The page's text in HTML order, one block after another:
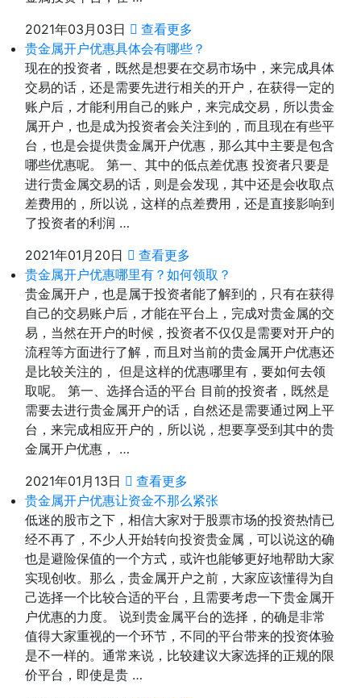
2021年03月03日
查看更多
贵金属开户优惠具体会有哪些？
现在的投资者，既然是想要在交易市场中，来完成具体
交易的话，还是需要先进行相关的开户，在获得一定的
账户后，才能利用自己的账户，来完成交易，所以贵金
属开户，也是成为投资者会关注到的，而且现在有些平
台，也是会提供贵金属开户优惠，那么其中主要是包含
哪些优惠呢。 第一、其中的低点差优惠 投资者只要是
进行贵金属交易的话，则是会发现，其中还是会收取点
差费用的，所以说，这样的点差费用，还是直接影响到
了投资者的利润 …
2021年01月20日
查看更多
贵金属开户优惠哪里有？如何领取？
贵金属开户，也是属于投资者能了解到的，只有在获得
自己的交易账户后，才能在平台上，完成对贵金属的交
易，当然在开户的时候，投资者不仅仅是需要对开户的
流程等方面进行了解，而且对当前的贵金属开户优惠还
是比较关注的， 但是这样的优惠哪里有，要如何去领
取呢。 第一、选择合适的平台 目前的投资者，既然是
需要去进行贵金属开户的话，自然还是需要通过网上平
台，来完成相应开户的，所以说，想要享受到其中的贵
金属开户优惠， …
2021年01月13日
查看更多
贵金属开户优惠让资金不那么紧张
低迷的股市之下，相信大家对于股票市场的投资热情已
经不再了，不少人开始转向投资贵金属，可以说这的确
也是避险保值的一个方式，或许也能够更好地帮助大家
实现创收。那么，贵金属开户之前，大家应该懂得为自
己选择一个比较合适的平台，且需要考虑一下贵金属开
户优惠的力度。 说到贵金属平台的选择，的确是非常
值得大家重视的一个环节，不同的平台带来的投资体验
是不一样的。通常来说，比较建议大家选择的正规的限
价平台，即使是贵 …